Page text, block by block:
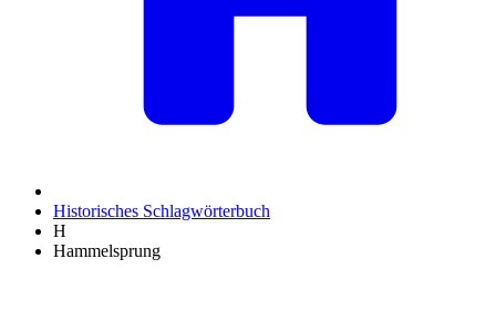
Historisches Schlagwörterbuch
H
Hammelsprung